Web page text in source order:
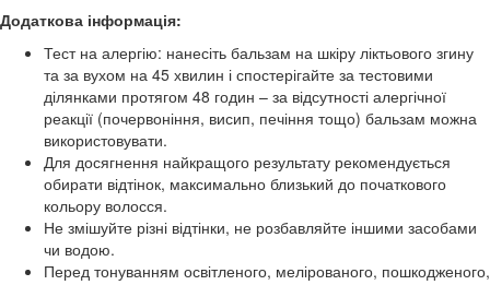
Додаткова інформація:
Тест на алергію: нанесіть бальзам на шкіру ліктьового згину
та за вухом на 45 хвилин і спостерігайте за тестовими
ділянками протягом 48 годин – за відсутності алергічної
реакції (почервоніння, висип, печіння тощо) бальзам можна
використовувати.
Для досягнення найкращого результату рекомендується
обирати відтінок, максимально близький до початкового
кольору волосся.
Не змішуйте різні відтінки, не розбавляйте іншими засобами
чи водою.
Перед тонуванням освітленого, мелірованого, пошкодженого,